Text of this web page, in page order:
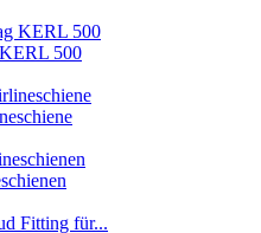
500